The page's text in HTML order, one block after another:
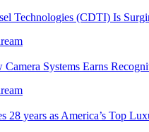
Technologies (CDTI) Is
Camera Systems Earns
28 years as America’s Top